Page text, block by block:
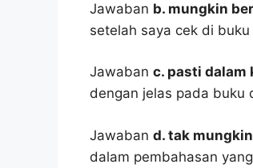
Jawaban b. mungkin
setelah saya cek di
Jawaban c. pasti dalam
dengan jelas pada buku
Jawaban d. tak
dalam pembahasan